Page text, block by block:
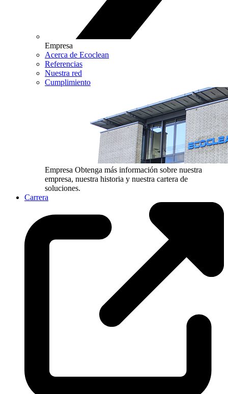
Empresa
Acerca de Ecoclean
Referencias
Nuestra red
Cumplimiento
Empresa Obtenga más información sobre nuestra
empresa, nuestra historia y nuestra cartera de
soluciones.
Carrera